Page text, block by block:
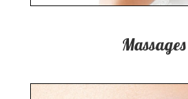
Massages